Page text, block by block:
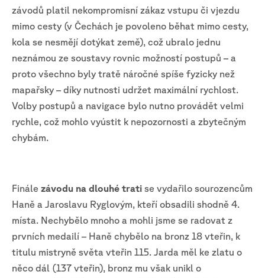
závodů platil nekompromisní zákaz vstupu či vjezdu
mimo cesty (v Čechách je povoleno běhat mimo cesty,
kola se nesmějí dotýkat země), což ubralo jednu
neznámou ze soustavy rovnic možností postupů – a
proto všechno byly tratě náročné spíše fyzicky než
mapařsky – díky nutnosti udržet maximální rychlost.
Volby postupů a navigace bylo nutno provádět velmi
rychle, což mohlo vyústit k nepozornosti a zbytečným
chybám.
Finále závodu na dlouhé trati se vydařilo sourozencům
Haně a Jaroslavu Ryglovým, kteří obsadili shodně 4.
místa. Nechybělo mnoho a mohli jsme se radovat z
prvních medailí – Haně chybělo na bronz 18 vteřin, k
titulu mistryně světa vteřin 115. Jarda měl ke zlatu o
něco dál (137 vteřin), bronz mu však unikl o